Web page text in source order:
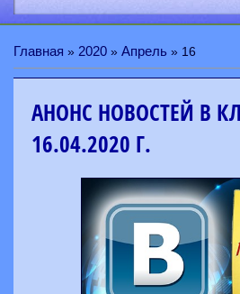
Главная » 2020 » Апрель » 16
АНОНС НОВОСТЕЙ В
16.04.2020 Г.